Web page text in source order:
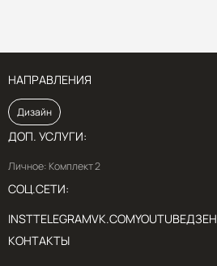
НАПРАВЛЕНИЯ
Дизайн
ДОП. УСЛУГИ:
Личное: Комплект 2
СОЦ.СЕТИ:
INSTTELEGRAMVK.COMYOUTUBEДЗЕН
КОНТАКТЫ